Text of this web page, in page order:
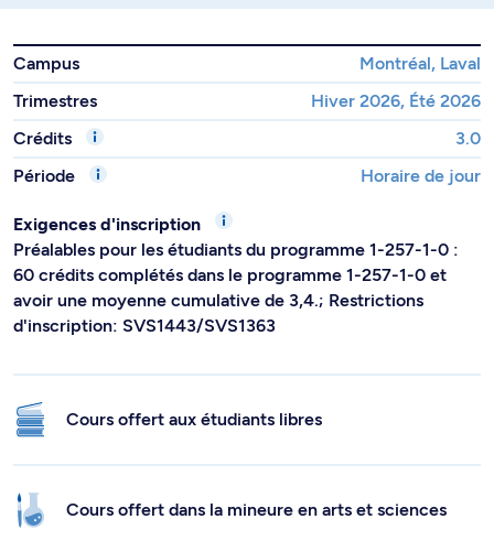
Campus
Montréal, Laval
Trimestres
Hiver 2026, Été 2026
Crédits
3.0
Période
Horaire de jour
Exigences d'inscription
Préalables pour les étudiants du programme 1-257-1-0 :
60 crédits complétés dans le programme 1-257-1-0 et
avoir une moyenne cumulative de 3,4.; Restrictions
d'inscription: SVS1443/SVS1363
Cours offert aux étudiants libres
Cours offert dans la mineure en arts et sciences